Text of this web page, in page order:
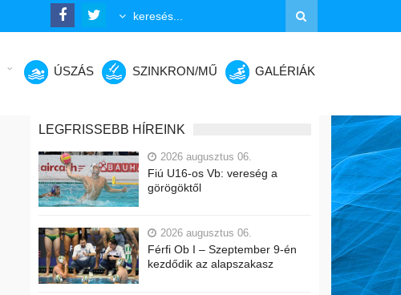
ÚSZÁS SZINKRON/MŰ GALÉRIÁK
LEGFRISSEBB HÍREINK
2026 augusztus 06.
Fiú U16-os Vb: vereség a
görögöktől
2026 augusztus 06.
Férfi Ob I – Szeptember 9-én
kezdődik az alapszakasz